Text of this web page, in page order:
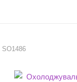
SO1486